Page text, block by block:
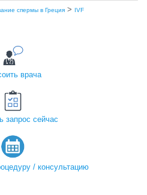
спермы в Греция > IVF
врача
запрос сейчас
/ консультацию